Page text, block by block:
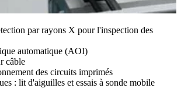
par rayons X pour l'inspection des
automatique (AOI)
câble
des circuits imprimés
: lit d'aiguilles et essais à sonde mobile